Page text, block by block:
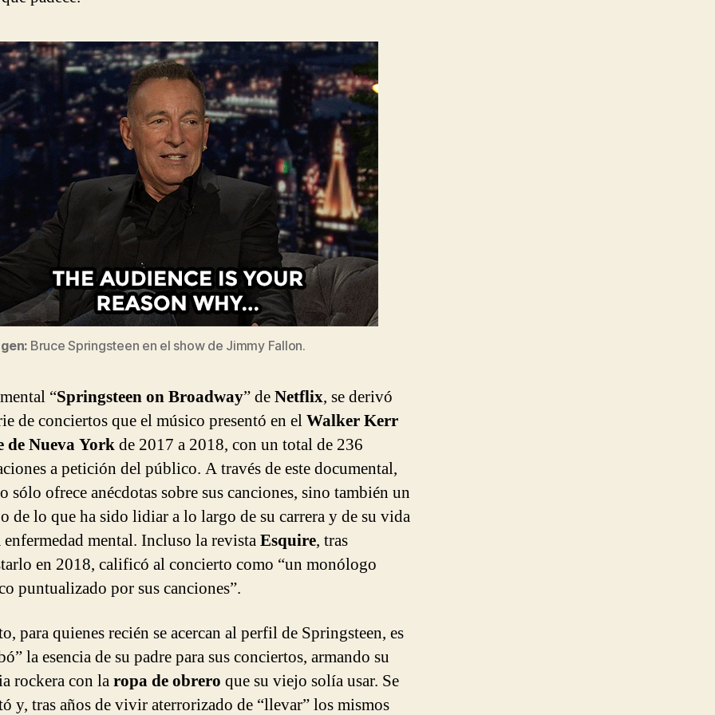
Bruce Springsteen en el show de Jimmy Fallon.
“Springsteen on Broadway” deNetflix, se derivó
de conciertos que el músico presentó en elWalker Kerr
de Nueva Yorkde 2017 a 2018, con un total de 236
a petición del público. A través de este documental,
sólo ofrece anécdotas sobre sus canciones, sino también un
de lo que ha sido lidiar a lo largo de su carrera y de su vida
enfermedad mental. Incluso la revistaEsquire, tras
en 2018, calificó al concierto como “un monólogo
puntualizado por sus canciones”.
para quienes recién se acercan al perfil de Springsteen, es
la esencia de su padre para sus conciertos, armando su
rockera con laropa de obrero que su viejo solía usar. Se
y, tras años de vivir aterrorizado de “llevar” los mismos